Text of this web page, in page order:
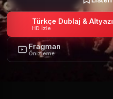
Türkçe Dublaj & Altyazı
HD İzle
Fragman
Önizleme